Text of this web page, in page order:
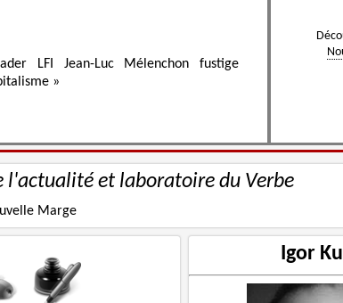
LFI Jean-Luc Mélenchon fustige
»
l'actualité et laboratoire du Verbe
Marge
Igor